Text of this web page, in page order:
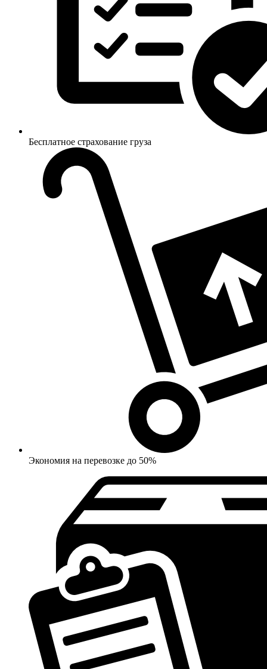
Бесплатное страхование груза
Экономия на перевозке до 50%